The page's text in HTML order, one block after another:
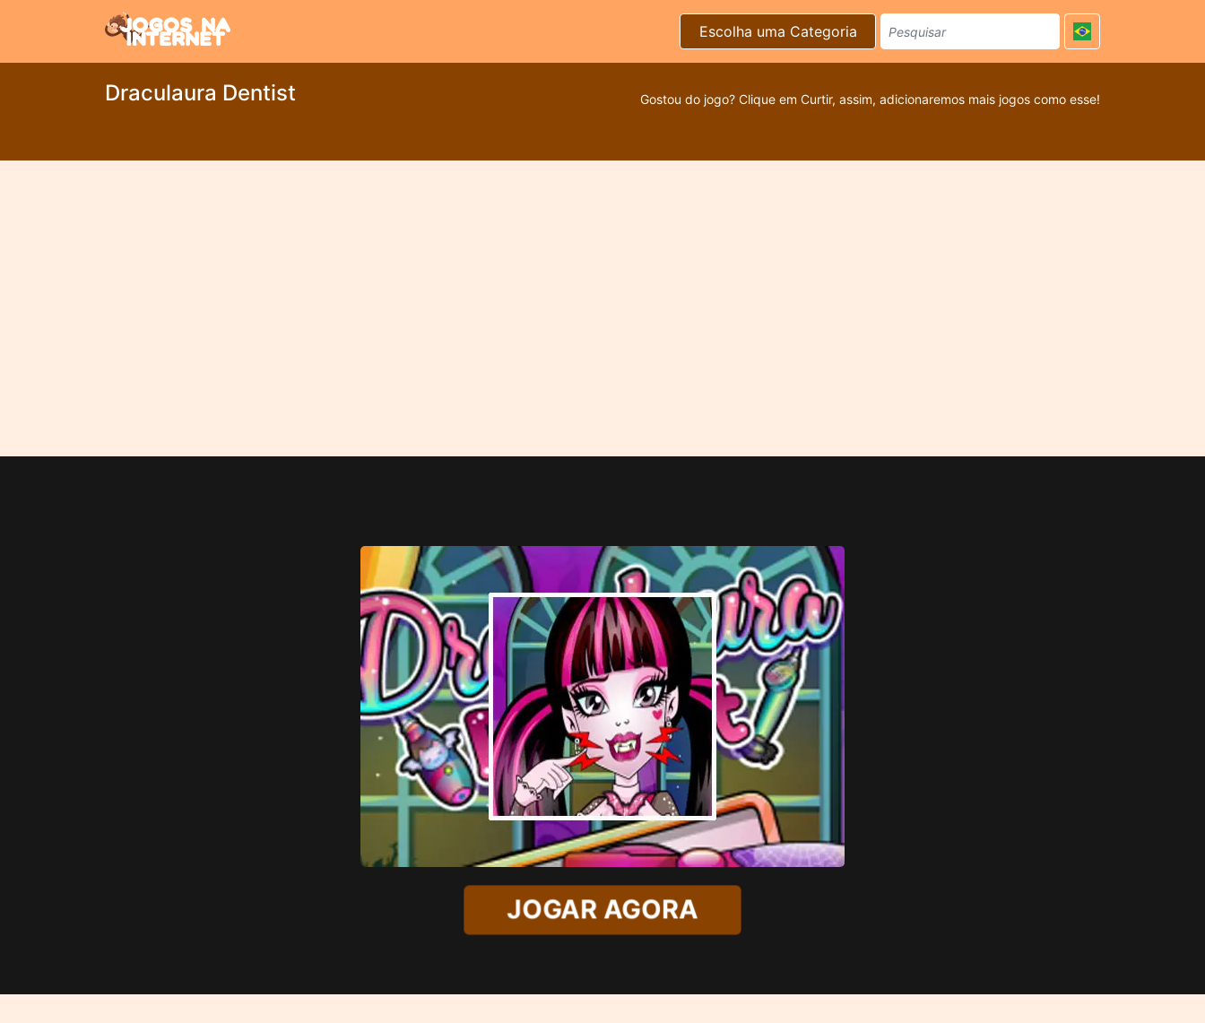
Escolha uma Categoria
Draculaura Dentist Gostou do jogo? Clique em Curtir, assim, adicionaremos mais jogos como esse!
JOGAR AGORA